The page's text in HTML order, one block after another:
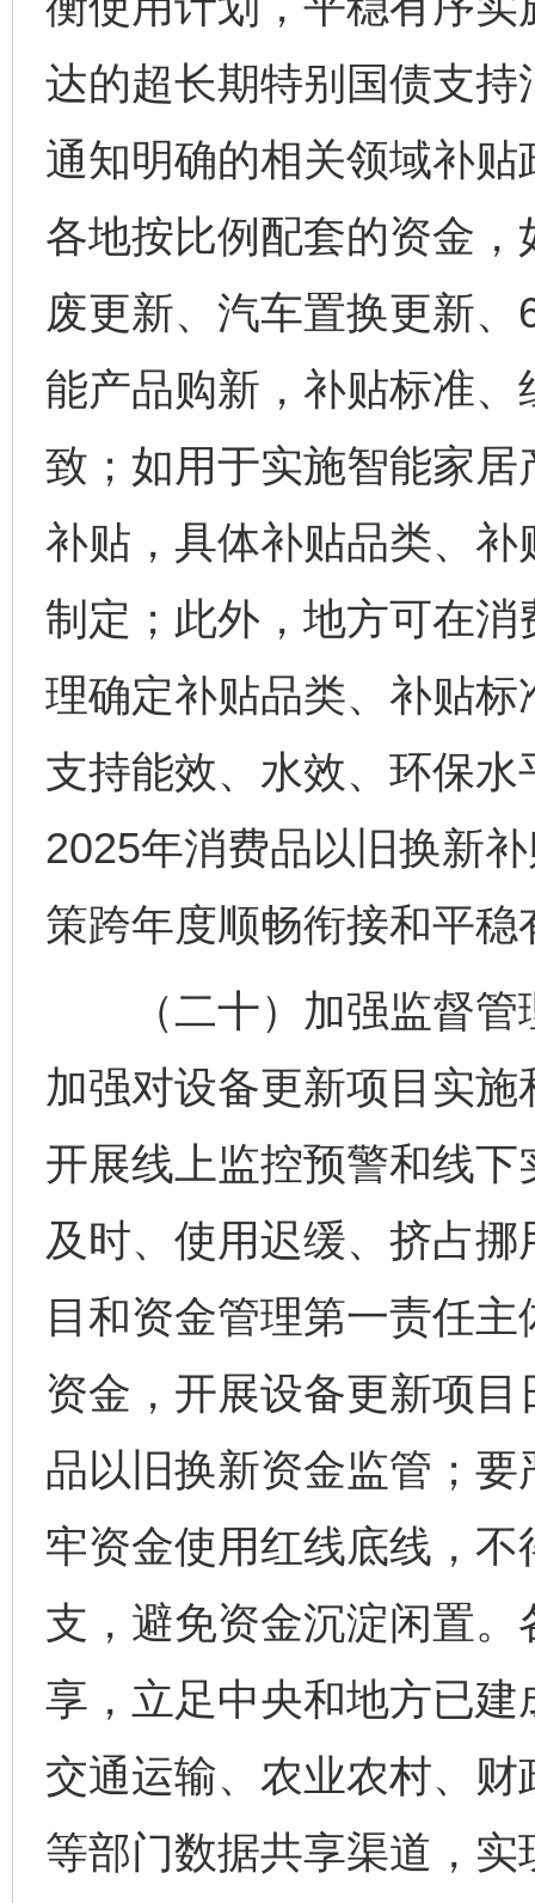
达的超长期特别国债支
通知明确的相关领域补
各地按比例配套的资金
废更新、汽车置换更新
能产品购新，补贴标准
致；如用于实施智能家
补贴，具体补贴品类、
制定；此外，地方可在
理确定补贴品类、补贴
支持能效、水效、环保
2025年消费品以旧换新
策跨年度顺畅衔接和平稳
（二十）加强监督管
加强对设备更新项目实
开展线上监控预警和线
及时、使用迟缓、挤占
目和资金管理第一责任
资金，开展设备更新项
品以旧换新资金监管；
牢资金使用红线底线，
支，避免资金沉淀闲置
享，立足中央和地方已
交通运输、农业农村、
等部门数据共享渠道，